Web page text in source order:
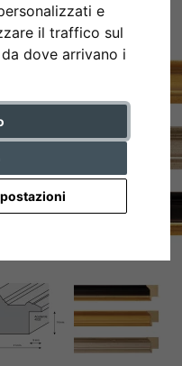
e
il traffico sul
dove arrivano i